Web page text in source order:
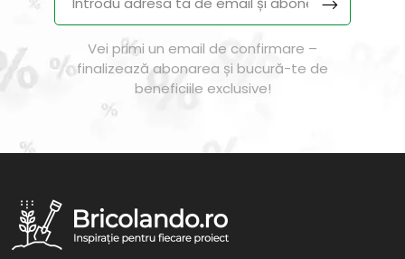
Vei primi un email de confirmare –
finalizează abonarea și bucură-te de
beneficiile exclusive!